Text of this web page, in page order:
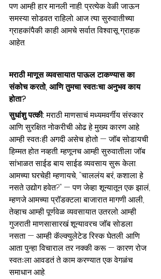
पण आम्ही हार मानली नाही. प्रत्येक वेळी जाऊन
समस्या सोडवत राहिलो. आज त्या सुरुवातीच्या
ग्राहकांपैकी काही आमचे सर्वात विश्वासू ग्राहक
आहेत.
मराठी माणूस व्यवसायात पाऊल टाकण्यास का
संकोच करतो, आणि तुमचा स्वतःचा अनुभव काय
होता?
सुधांशु पत्की: मराठी माणसाचं मध्यमवर्गीय संस्कार
आणि सुरक्षित नोकरीची ओढ हे मुख्य कारण आहे.
आम्ही स्वतःही अगदी असेच होतो — जॉब सोडायची
हिम्मत होत नव्हती. म्हणूनच आम्ही सुरुवातीला जॉब
सांभाळत साईड बाय साईड व्यवसाय सुरू केला.
आमच्या घरचेही म्हणायचे, "चाललंय बरं, कशाला हे
नसते उद्योग हवेत?" — पण जेव्हा शून्यातून एक झालं,
म्हणजे आमच्या प्रॉडक्टला बाजारात मागणी आली,
तेव्हाच आम्ही पूर्णवेळ व्यवसायात उतरलो. आम्ही
गुजराती माणसासारखं शून्यावरच जॉब सोडला
नसता — आम्ही कॅल्क्युलेटेड रिस्क घेतली. आणि
आता पुन्हा विचाराल तर नक्की करू — कारण रोज
स्वतःला आवडतं ते काम करण्यात एक वेगळंच
समाधान आहे.